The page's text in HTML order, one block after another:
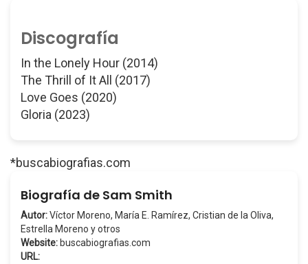
Discografía
In the Lonely Hour (2014)
The Thrill of It All (2017)
Love Goes (2020)
Gloria (2023)
*buscabiografias.com
Biografía de Sam Smith
Autor:Víctor Moreno, María E. Ramírez, Cristian de la Oliva,
Estrella Moreno y otros
Website: buscabiografias.com
URL: